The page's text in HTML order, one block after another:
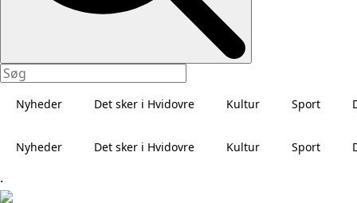
Nyheder Det sker i Hvidovre Kultur Sport
Nyheder Det sker i Hvidovre Kultur Sport
.